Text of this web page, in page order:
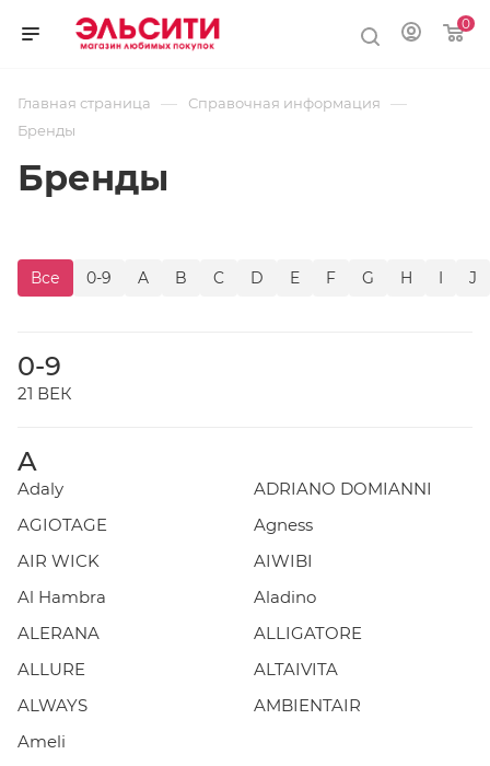
0
Главная страница — Справочная информация —
Бренды
Бренды
Все 0-9 A B C D E F G H I J
0-9
21 ВЕК
A
Adaly
ADRIANO DOMIANNI
AGIOTAGE
Agness
AIR WICK
AIWIBI
Al Hambra
Aladino
ALERANA
ALLIGATORE
ALLURE
ALTAIVITA
ALWAYS
AMBIENTAIR
Ameli